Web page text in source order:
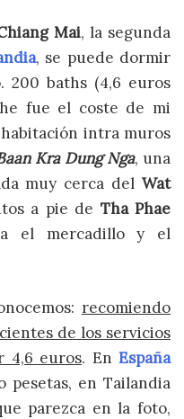
Mai, la segunda
, se puede dormir
200 baths (4,6 euros
fue el coste de mi
intra muros
Kra Dung Nga, una
muy cerca delWat
a pie de Tha Phae
el mercadillo y el
recomiendo
de los servicios
4,6 euros. En España
pesetas, en Tailandia
parezca en la foto,